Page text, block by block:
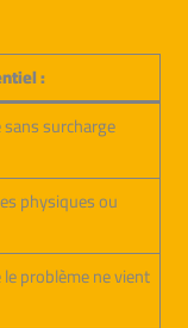
:
surcharge
physiques ou
problème ne vient